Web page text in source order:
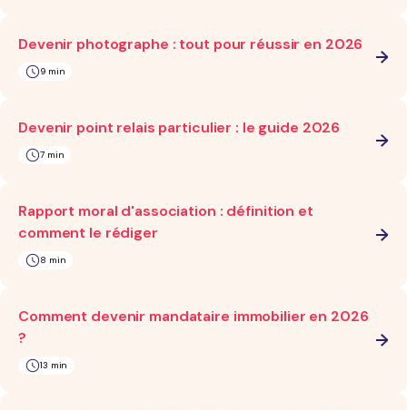
Devenir photographe : tout pour réussir en 2026
9 min
Devenir point relais particulier : le guide 2026
7 min
Rapport moral d'association : définition et
comment le rédiger
8 min
Comment devenir mandataire immobilier en 2026
?
13 min